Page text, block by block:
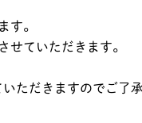
す。
せていただきます。
ただきますのでご了承